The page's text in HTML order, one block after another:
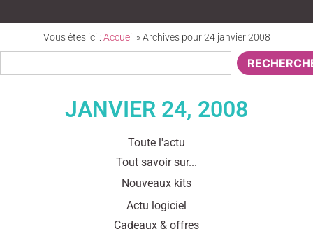
Vous êtes ici : Accueil »Archives pour 24 janvier 2008
JANVIER 24, 2008
Toute l'actu
Tout savoir sur...
Nouveaux kits
Actu logiciel
Cadeaux & offres